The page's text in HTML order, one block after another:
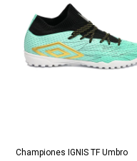
Championes IGNIS TF Umbro